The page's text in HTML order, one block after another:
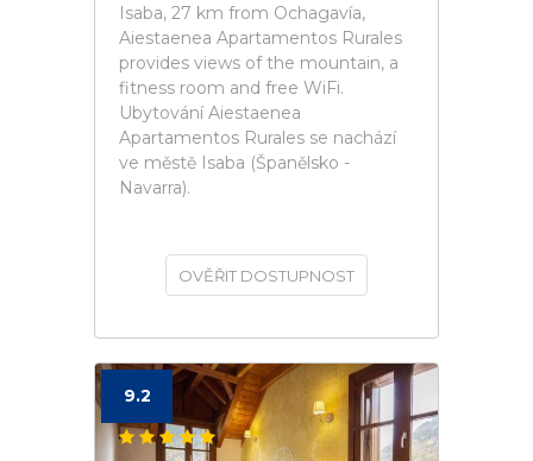
Isaba, 27 km from Ochagavía,
Aiestaenea Apartamentos Rurales
provides views of the mountain, a
fitness room and free WiFi.
Ubytování Aiestaenea
Apartamentos Rurales se nachází
ve městě Isaba (Španělsko -
Navarra).
OVĚŘIT DOSTUPNOST
9.2